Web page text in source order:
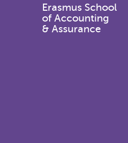
Erasmus School
of Accounting
& Assurance